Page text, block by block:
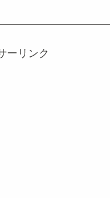
ーリンク